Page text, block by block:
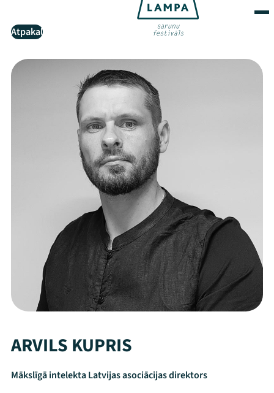
Atpakaļ
ARVILS KUPRIS
Mākslīgā intelekta Latvijas asociācijas direktors